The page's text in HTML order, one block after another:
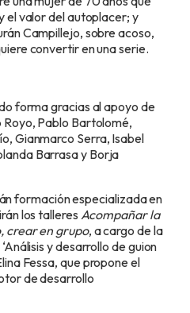
el valor del autoplacer; y
Campillejo, sobre acoso,
convertir en una serie.
forma gracias al apoyo de
Pablo Bartolomé,
Gianmarco Serra, Isabel
Barrasa y Borja
formación especializada en
los talleres Acompañar la
crear en grupo, a cargo de la
y desarrollo de guion
Fessa, que propone el
de desarrollo